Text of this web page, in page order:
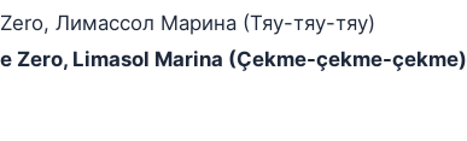
Лимассол Марина (Тяу-тяу-тяу)
Zero, Limasol Marina (Çekme-çekme-çekme)